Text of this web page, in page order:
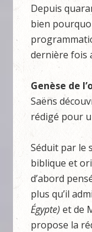
Depuis
bien
dernière fois
Genèse de
Saëns
rédigé pour
Séduit par le
biblique et
d’abord
plus qu’il
Égypte) et de
propose la